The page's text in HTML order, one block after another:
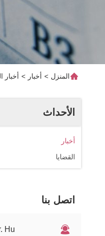
المنزل > أخبار > أخبار
الأحداث
أخبار
القضايا
اتصل بنا
Hu